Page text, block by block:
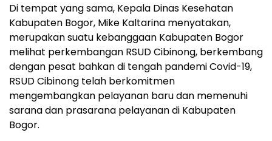
Di tempat yang sama, Kepala Dinas Kesehatan
Kabupaten Bogor, Mike Kaltarina menyatakan,
merupakan suatu kebanggaan Kabupaten Bogor
melihat perkembangan RSUD Cibinong, berkembang
dengan pesat bahkan di tengah pandemi Covid-19,
RSUD Cibinong telah berkomitmen
mengembangkan pelayanan baru dan memenuhi
sarana dan prasarana pelayanan di Kabupaten
Bogor.